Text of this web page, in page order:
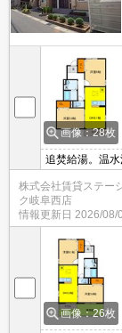
画像：28枚
追焚給湯。温水
株式会社賃貸ステー
ク岐阜西店
情報更新日 2026/08/
画像：26枚